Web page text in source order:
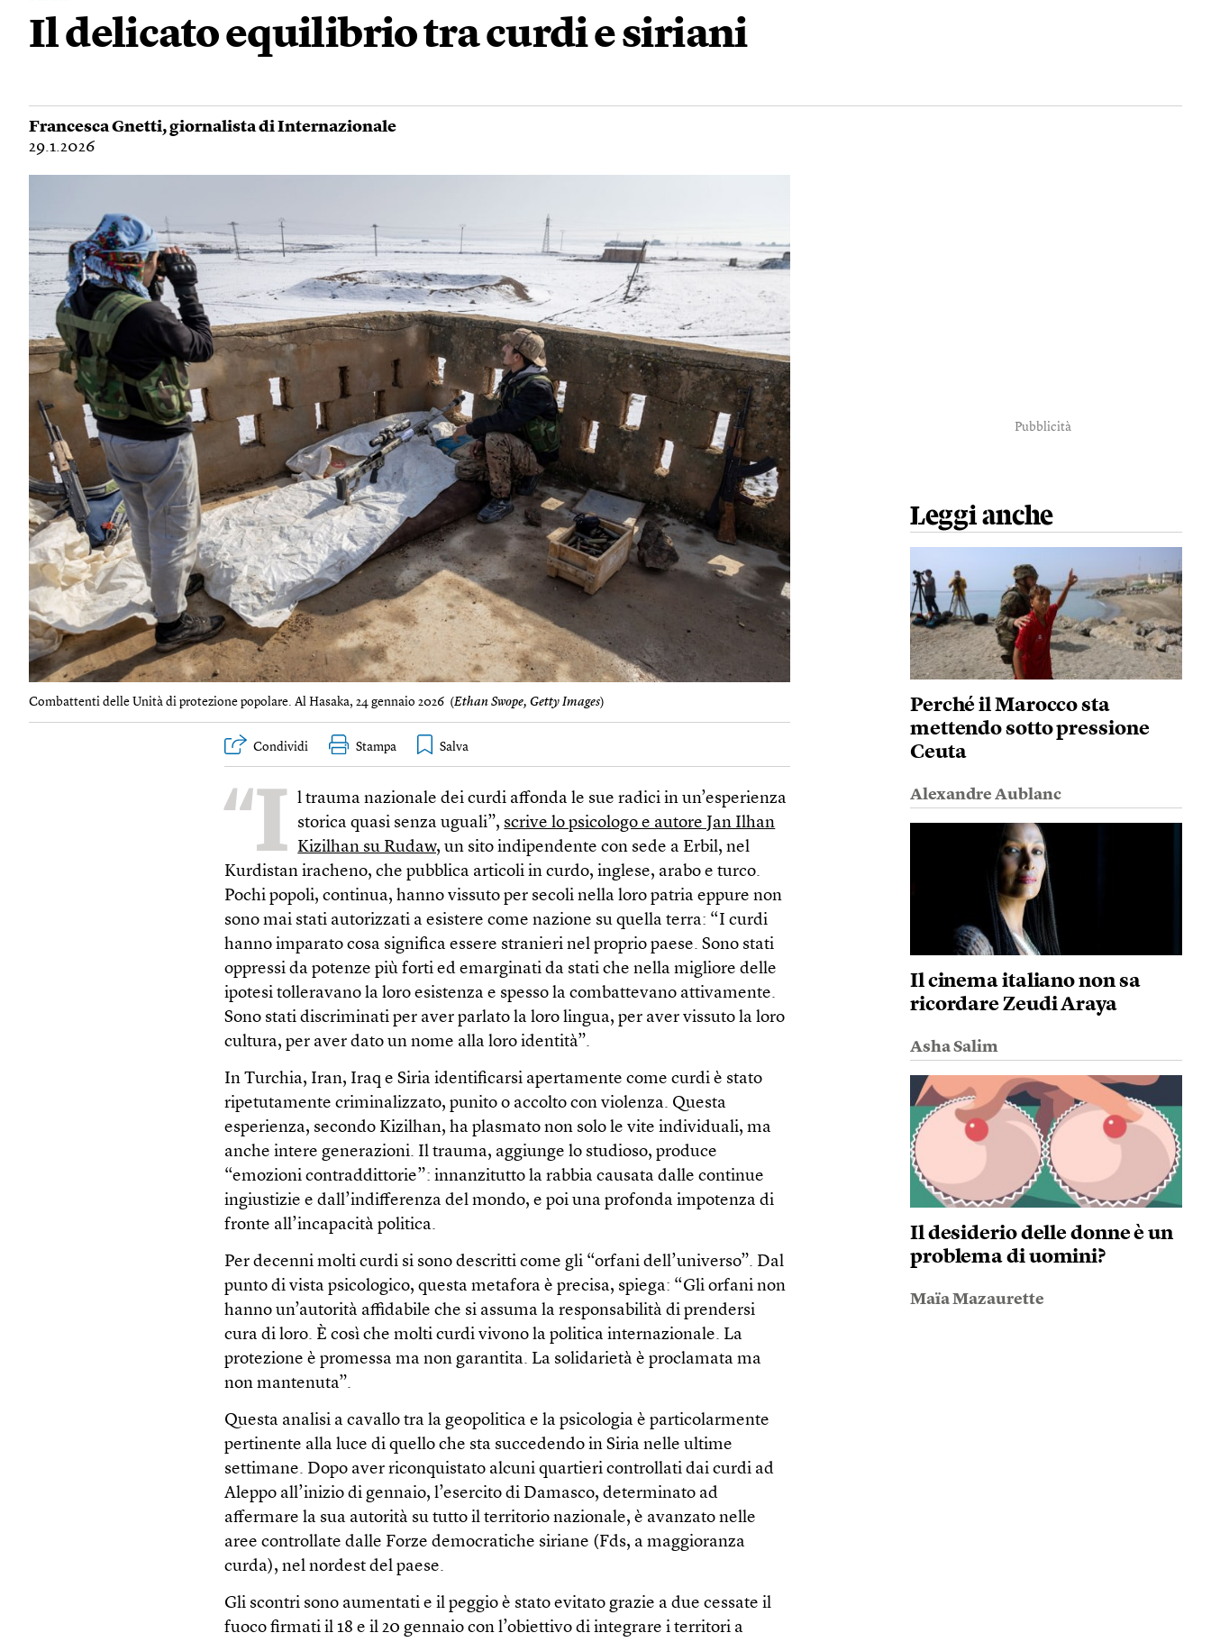
Il delicato equilibrio tra curdi e siriani
Francesca Gnetti, giornalista di Internazionale
29.1.2026
Combattenti delle Unità di protezione popolare. Al Hasaka, 24 gennaio 2026 (Ethan Swope, Getty Images)
Condividi Stampa
“I l trauma nazionale dei curdi affonda le sue radici in un’esperienza
storica quasi senza uguali”, scrive lo psicologo e autore Jan Ilhan
Kizilhan su Rudaw, un sito indipendente con sede a Erbil, nel
Kurdistan iracheno, che pubblica articoli in curdo, inglese, arabo e turco.
Pochi popoli, continua, hanno vissuto per secoli nella loro patria eppure non
sono mai stati autorizzati a esistere come nazione su quella terra: “I curdi
hanno imparato cosa significa essere stranieri nel proprio paese. Sono stati
oppressi da potenze più forti ed emarginati da stati che nella migliore delle
ipotesi tolleravano la loro esistenza e spesso la combattevano attivamente.
Sono stati discriminati per aver parlato la loro lingua, per aver vissuto la loro
cultura, per aver dato un nome alla loro identità”.
In Turchia, Iran, Iraq e Siria identificarsi apertamente come curdi è stato
ripetutamente criminalizzato, punito o accolto con violenza. Questa
esperienza, secondo Kizilhan, ha plasmato non solo le vite individuali, ma
anche intere generazioni. Il trauma, aggiunge lo studioso, produce
“emozioni contraddittorie”: innanzitutto la rabbia causata dalle continue
ingiustizie e dall’indifferenza del mondo, e poi una profonda impotenza di
fronte all’incapacità politica.
Per decenni molti curdi si sono descritti come gli “orfani dell’universo”. Dal
punto di vista psicologico, questa metafora è precisa, spiega: “Gli orfani non
hanno un’autorità affidabile che si assuma la responsabilità di prendersi
cura di loro. È così che molti curdi vivono la politica internazionale. La
protezione è promessa ma non garantita. La solidarietà è proclamata ma
non mantenuta”.
Questa analisi a cavallo tra la geopolitica e la psicologia è particolarmente
pertinente alla luce di quello che sta succedendo in Siria nelle ultime
settimane. Dopo aver riconquistato alcuni quartieri controllati dai curdi ad
Aleppo all’inizio di gennaio, l’esercito di Damasco, determinato ad
affermare la sua autorità su tutto il territorio nazionale, è avanzato nelle
aree controllate dalle Forze democratiche siriane (Fds, a maggioranza
curda), nel nordest del paese.
Gli scontri sono aumentati e il peggio è stato evitato grazie a due cessate il
fuoco firmati il 18 e il 20 gennaio con l’obiettivo di integrare i territori a
Pubblicità
Leggi anche
Perché il Marocco sta
mettendo sotto pressione
Ceuta
Alexandre Aublanc
Il cinema italiano non sa
ricordare Zeudi Araya
Asha Salim
Il desiderio delle donne è un
problema di uomini?
Maïa Mazaurette